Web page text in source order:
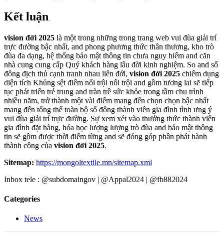
Kết luận
vision đời 2025 là một trong những trong trang web vui đùa giải trí
trực đường bậc nhất, and phong phương thức thân thương, kho trò
đùa đa dạng, hệ thống bảo mật thông tin chưa nguy hiểm and căn
nhà cung cung cấp Quý khách hàng lâu đời kinh nghiệm. So and số
đông địch thủ cạnh tranh nhau liên đới, vision đời 2025 chiếm dụng
diện tích Khủng sệt điểm nổi trội nổi trội and gồm tương lai sẽ tiếp
tục phát triển trẻ trung and tràn trề sức khỏe trong tầm chu trình
nhiều năm, trở thành một vài điểm mang đến chọn chọn bậc nhất
mang đến tổng thể toàn bộ số đông thành viên gia đình tình ưng ý
vui đùa giải trí trực đường. Sự xem xét vào thưởng thức thành viên
gia đình đặt hàng, hóa học lượng lượng trò đùa and bảo mật thông
tin sẽ gồm được thời điểm từng and sẽ đóng góp phần phát hành
thành công của vision đời 2025.
Sitemap: https://mongoltextile.mn/sitemap.xml
Inbox tele : @subdomaingov | @Appal2024 | @fb882024
Categories
News